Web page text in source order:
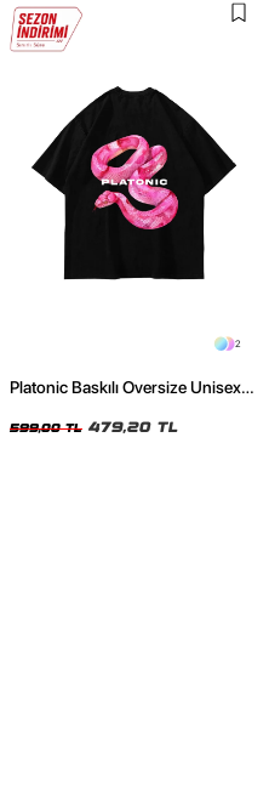
2
Platonic Baskılı Oversize Unisex
599,00 TL 479,20 TL